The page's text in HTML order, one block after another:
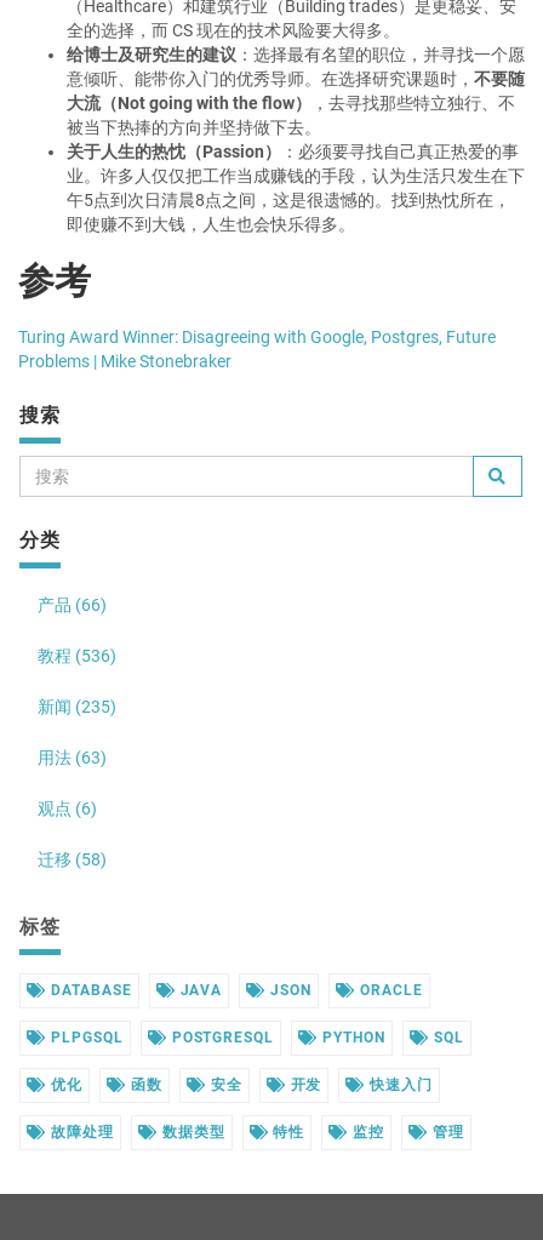
（Healthcare）和建筑行业（Building trades）是更稳妥、安
全的选择，而 CS 现在的技术风险要大得多。
给博士及研究生的建议 ：选择最有名望的职位，并寻找一个愿
意倾听、能带你入门的优秀导师。在选择研究课题时， 不要随
大流（Not going with the flow）
，去寻找那些特立独行、不
被当下热捧的方向并坚持做下去。
关于人生的热忱（Passion）
：必须要寻找自己真正热爱的事
业。许多人仅仅把工作当成赚钱的手段，认为生活只发生在下
午5点到次日清晨8点之间，这是很遗憾的。找到热忱所在，
即使赚不到大钱，人生也会快乐得多。
参考
Turing Award Winner: Disagreeing with Google, Postgres, Future
Problems | Mike Stonebraker
搜索
分类
产品 (66)
教程 (536)
新闻 (235)
用法 (63)
观点 (6)
迁移 (58)
标签
DATABASE JAVA JSON ORACLE
PLPGSQL POSTGRESQL PYTHON SQL
优化 函数 安全 开发 快速入门
故障处理 数据类型 特性 监控 管理